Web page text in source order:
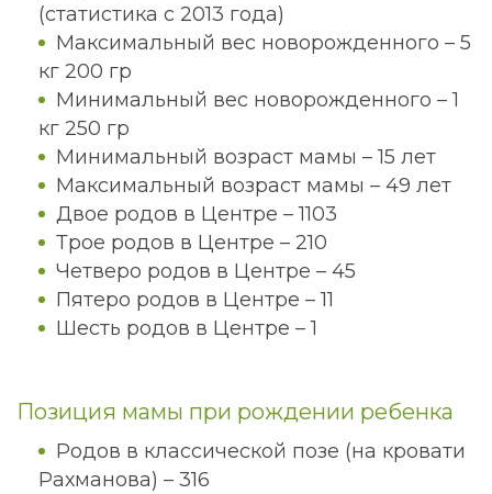
(статистика с 2013 года)
Максимальный вес новорожденного – 5
кг 200 гр
Минимальный вес новорожденного – 1
кг 250 гр
Минимальный возраст мамы – 15 лет
Максимальный возраст мамы – 49 лет
Двое родов в Центре – 1103
Трое родов в Центре – 210
Четверо родов в Центре – 45
Пятеро родов в Центре – 11
Шесть родов в Центре – 1
Позиция мамы при рождении ребенка
Родов в классической позе (на кровати
Рахманова) – 316